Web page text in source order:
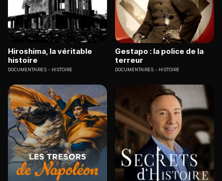
Hiroshima, la véritable
histoire
DOCUMENTAIRES HISTOIRE
Gestapo : la police de la
terreur
DOCUMENTAIRES HISTOIRE